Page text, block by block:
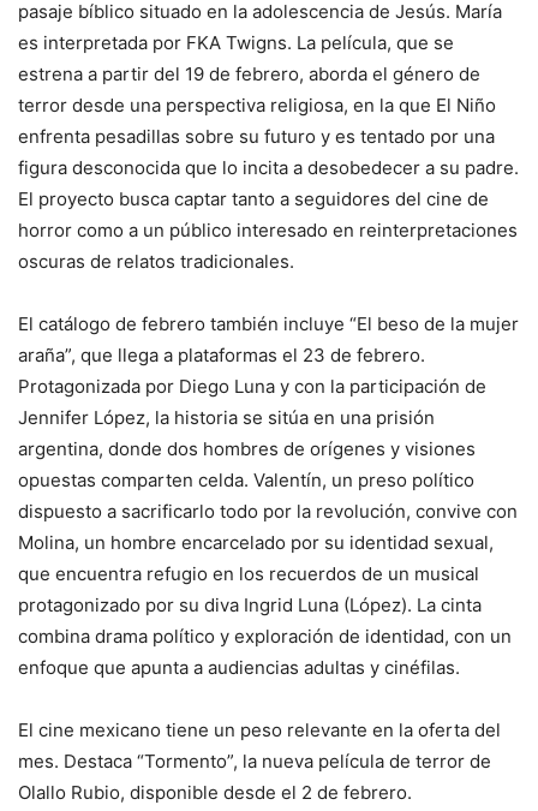
pasaje bíblico situado en la adolescencia de Jesús. María
es interpretada por FKA Twigns. La película, que se
estrena a partir del 19 de febrero, aborda el género de
terror desde una perspectiva religiosa, en la que El Niño
enfrenta pesadillas sobre su futuro y es tentado por una
figura desconocida que lo incita a desobedecer a su padre.
El proyecto busca captar tanto a seguidores del cine de
horror como a un público interesado en reinterpretaciones
oscuras de relatos tradicionales.
El catálogo de febrero también incluye “El beso de la mujer
araña”, que llega a plataformas el 23 de febrero.
Protagonizada por Diego Luna y con la participación de
Jennifer López, la historia se sitúa en una prisión
argentina, donde dos hombres de orígenes y visiones
opuestas comparten celda. Valentín, un preso político
dispuesto a sacrificarlo todo por la revolución, convive con
Molina, un hombre encarcelado por su identidad sexual,
que encuentra refugio en los recuerdos de un musical
protagonizado por su diva Ingrid Luna (López). La cinta
combina drama político y exploración de identidad, con un
enfoque que apunta a audiencias adultas y cinéfilas.
El cine mexicano tiene un peso relevante en la oferta del
mes. Destaca “Tormento”, la nueva película de terror de
Olallo Rubio, disponible desde el 2 de febrero.